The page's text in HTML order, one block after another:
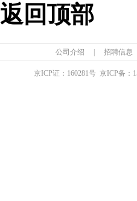
返回顶部
公司介绍 招聘信息
京ICP证： 160281号 京ICP备：